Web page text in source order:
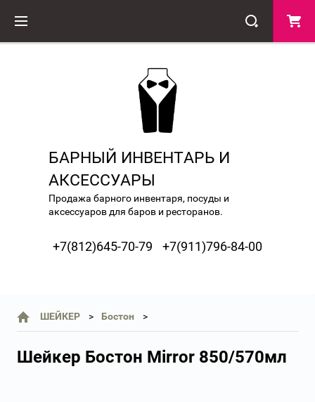
БАРНЫЙ ИНВЕНТАРЬ И
АКСЕССУАРЫ
Продажа барного инвентаря, посуды и
аксессуаров для баров и ресторанов.
+7(812)645-70-79 +7(911)796-84-00
ШЕЙКЕР Бостон
Шейкер Бостон Mirror 850/570мл